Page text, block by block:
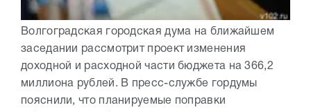
Волгоградская городская дума на ближайшем
заседании рассмотрит проект изменения
доходной и расходной части бюджета на 366,2
миллиона рублей. В пресс-службе гордумы
пояснили, что планируемые поправки